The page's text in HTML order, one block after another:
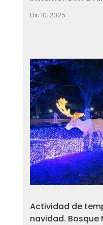
Dic 10, 2025
Actividad de
navidad. Bosque